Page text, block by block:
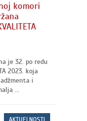
komori
je 32. po redu
2023. koja
i
...